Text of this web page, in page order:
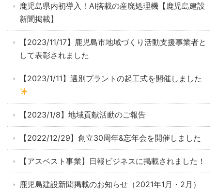
鹿児島県内初導入！AI搭載の産廃処理機【鹿児島建設
新聞掲載】
【2023/11/17】鹿児島市地域づくり活動支援事業者と
して表彰されました
【2023/1/11】選別プラントの起工式を開催しました
【2023/1/8】地域貢献活動のご報告
【2022/12/29】創立30周年&忘年会を開催しました
【アスベスト事業】日報ビジネスに掲載されました！
鹿児島建設新聞掲載のお知らせ（2021年1月・2月）